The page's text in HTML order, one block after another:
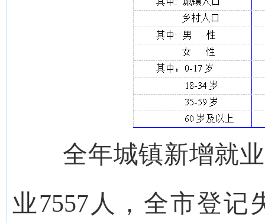
全年城镇新增就业
业7557人，全市登记